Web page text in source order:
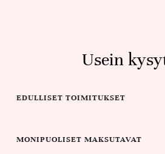
Usein
EDULLISET TOIMITUKSET
MONIPUOLISET MAKSUTAVAT